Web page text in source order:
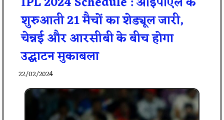
शुरुआती 21 मैचों का शेड्यूल जारी,
चेन्नई और आरसीबी के बीच होगा
उद्घाटन मुकाबला
22/02/2024